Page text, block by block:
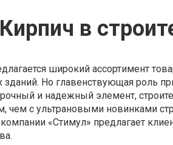
Кирпич в
широкий ассортимент
Но главенствующая роль
и надежный элемент,
чем с ультрановыми новинками
«Стимул» предлагает